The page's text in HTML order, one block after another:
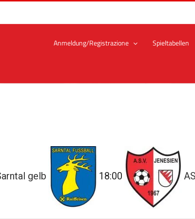
Anmeldung/Registrazione Spieltabellen
gelb 18:00